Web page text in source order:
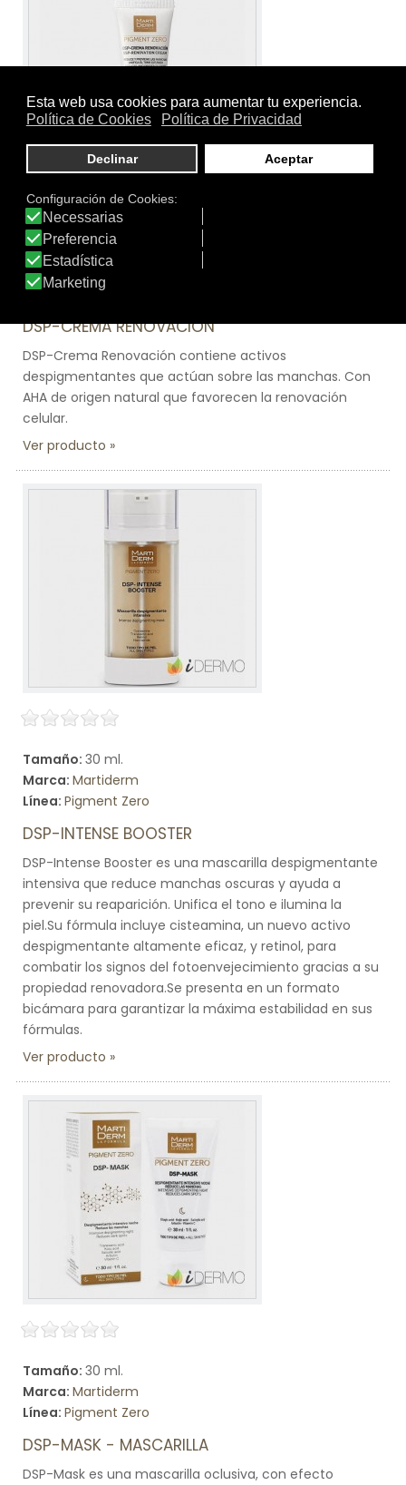
Tamaño: 40 ml.
Marca:
Martiderm
Línea:
Pigment Zero
DSP-CREMA RENOVACIÓN
DSP-Crema Renovación contiene activos
despigmentantes que actúan sobre las manchas. Con
AHA de origen natural que favorecen la renovación
celular.
Ver producto
Tamaño: 30 ml.
Marca: Martiderm
Línea: Pigment Zero
DSP-INTENSE BOOSTER
DSP-Intense Booster es una mascarilla despigmentante
intensiva que reduce manchas oscuras y ayuda a
prevenir su reaparición. Unifica el tono e ilumina la
piel.Su fórmula incluye cisteamina, un nuevo activo
despigmentante altamente eficaz, y retinol, para
combatir los signos del fotoenvejecimiento gracias a su
propiedad renovadora.Se presenta en un formato
bicámara para garantizar la máxima estabilidad en sus
fórmulas.
Ver producto
Tamaño: 30 ml.
Marca: Martiderm
Línea: Pigment Zero
DSP-MASK - MASCARILLA
DSP-Mask es una mascarilla oclusiva, con efecto